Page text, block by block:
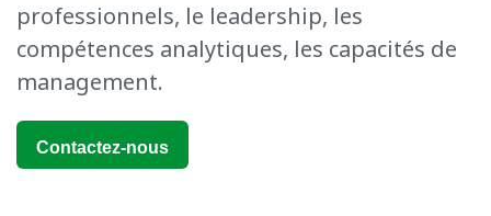
professionnels, le leadership, les
compétences analytiques, les capacités de
management.
Contactez-nous